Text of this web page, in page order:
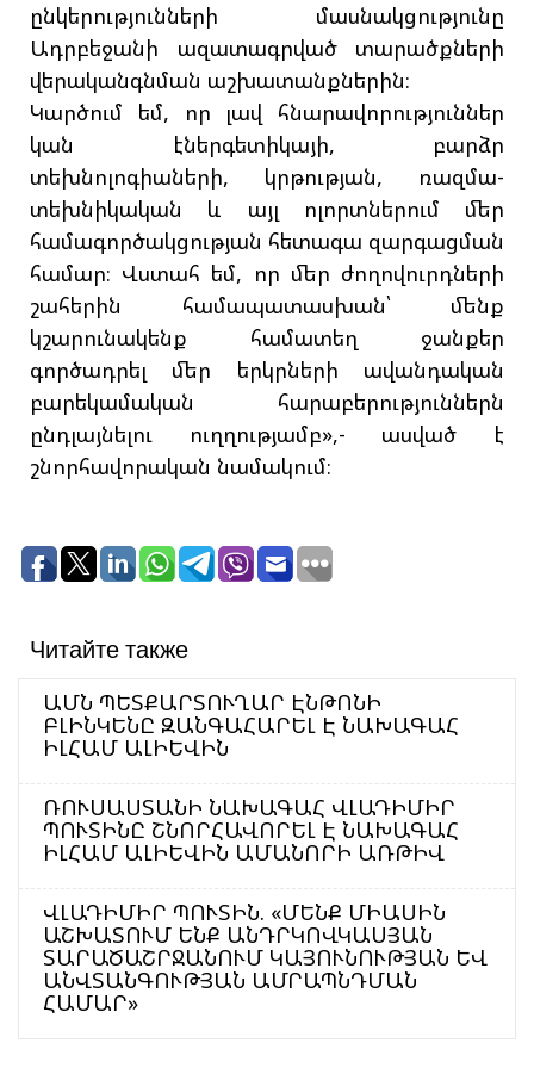
ընկերությունների մասնակցությունը
Ադրբեջանի ազատագրված տարածքների
վերականգնման աշխատանքներին։
Կարծում եմ, որ լավ հնարավորություններ
կան էներգետիկայի, բարձր
տեխնոլոգիաների, կրթության, ռազմա-
տեխնիկական և այլ ոլորտներում մեր
համագործակցության հետագա զարգացման
համար։ Վստահ եմ, որ մեր ժողովուրդների
շահերին համապատասխան՝ մենք
կշարունակենք համատեղ ջանքեր
գործադրել մեր երկրների ավանդական
բարեկամական հարաբերություններն
ընդլայնելու ուղղությամբ»,- ասված է
շնորհավորական նամակում։
Читайте также
ԱՄՆ ՊԵՏՔԱՐՏՈՒՂԱՐ ԷՆԹՈՆԻ
ԲԼԻՆԿԵՆԸ ԶԱՆԳԱՀԱՐԵԼ Է ՆԱԽԱԳԱՀ
ԻԼՀԱՄ ԱԼԻԵՎԻՆ
ՌՈՒՍԱՍՏԱՆԻ ՆԱԽԱԳԱՀ ՎԼԱԴԻՄԻՐ
ՊՈՒՏԻՆԸ ՇՆՈՐՀԱՎՈՐԵԼ Է ՆԱԽԱԳԱՀ
ԻԼՀԱՄ ԱԼԻԵՎԻՆ ԱՄԱՆՈՐԻ ԱՌԹԻՎ
ՎԼԱԴԻՄԻՐ ՊՈՒՏԻՆ. «ՄԵՆՔ ՄԻԱՍԻՆ
ԱՇԽԱՏՈՒՄ ԵՆՔ ԱՆԴՐԿՈՎԿԱՍՅԱՆ
ՏԱՐԱԾԱՇՐՋԱՆՈՒՄ ԿԱՅՈՒՆՈՒԹՅԱՆ ԵՎ
ԱՆՎՏԱՆԳՈՒԹՅԱՆ ԱՄՐԱՊՆԴՄԱՆ
ՀԱՄԱՐ»